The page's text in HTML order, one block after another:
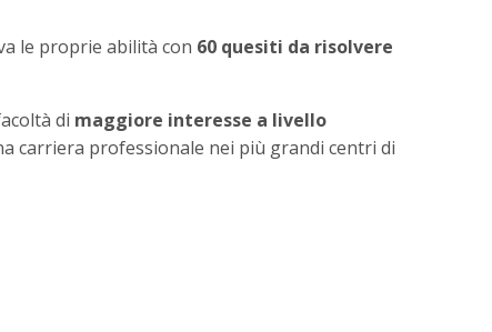
le proprie abilità con 60 quesiti da risolvere
di maggiore interesse a livello
carriera professionale nei più grandi centri di